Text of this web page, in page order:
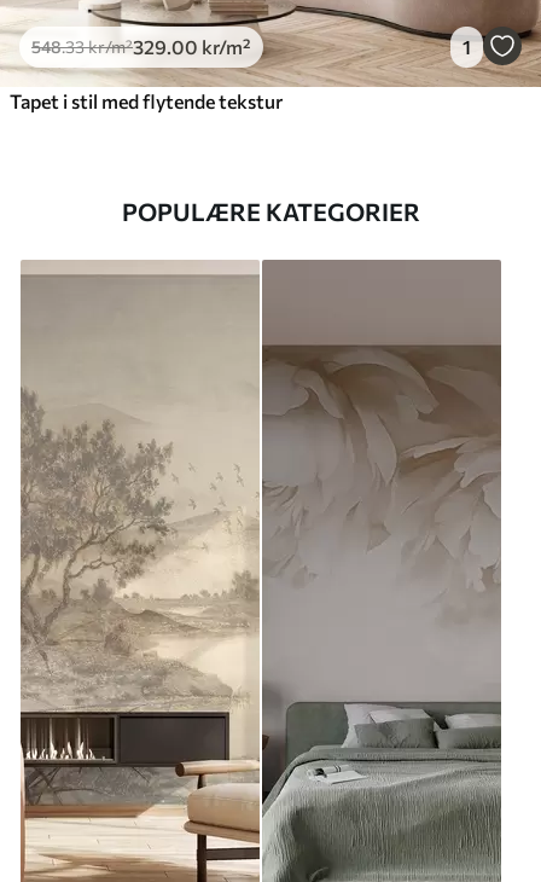
548.33kr/m²329 .00 kr/m² 1
Tapet i stil med flytende tekstur
POPULÆRE KATEGORIER